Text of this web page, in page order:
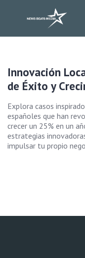
Innovación
de Éxito y
Explora casos
españoles que han
crecer un 25% en un
estrategias
impulsar tu propio